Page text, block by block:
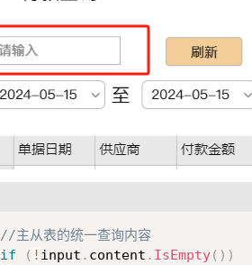
//主从表的统一查询内容
if
( ! input . content . IsEmpty( ) )